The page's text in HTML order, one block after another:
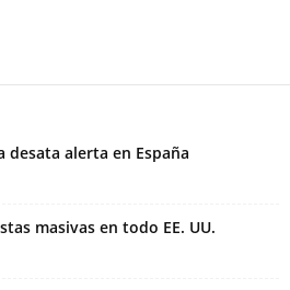
desata alerta en España
masivas en todo EE. UU.